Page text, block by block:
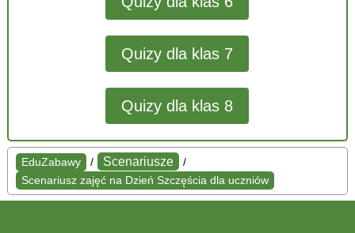
Quizy dla klas 7
Quizy dla klas 8
EduZabawy / Scenariusze
/
Scenariusz zajęć na Dzień Szczęścia dla uczniów